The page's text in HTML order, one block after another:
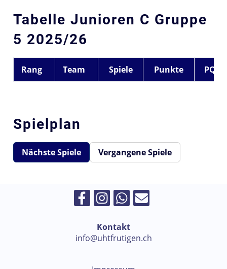
Tabelle Junioren C Gruppe
5 2025/26
Rang Team Spiele Punkte PQ
Spielplan
Nächste Spiele Vergangene Spiele
Kontakt
info@uhtfrutigen.ch